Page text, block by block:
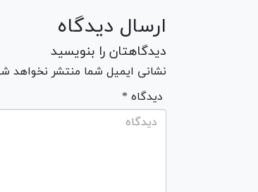
ارسال دیدگاه
دیدگاهتان را بنویسید
نشانی ایمیل شما منتشر نخواهد
* دیدگاه